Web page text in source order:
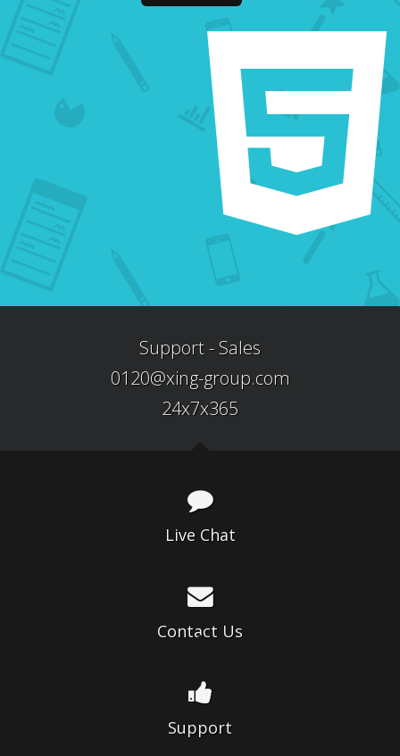
Support - Sales
0120@xing-group.com
24x7x365
Live Chat
Contact Us
Support